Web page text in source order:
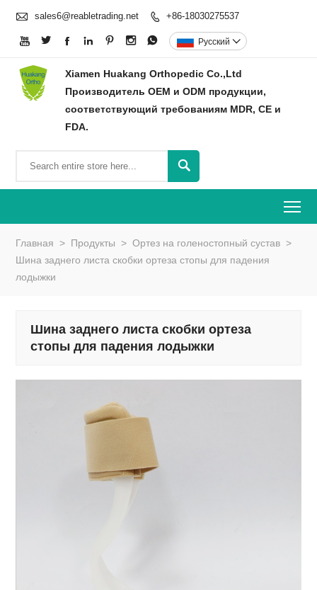
 sales6@reabletrading.net  +86-18030275537
       Pусский 
Xiamen Huakang Orthopedic Co.,Ltd
Производитель OEM и ODM продукции,
соответствующий требованиям MDR, CE и
FDA.

Главная > Продукты > Ортез на голеностопный сустав >
Шина заднего листа скобки ортеза стопы для падения
лодыжки
Шина заднего листа скобки ортеза
стопы для падения лодыжки